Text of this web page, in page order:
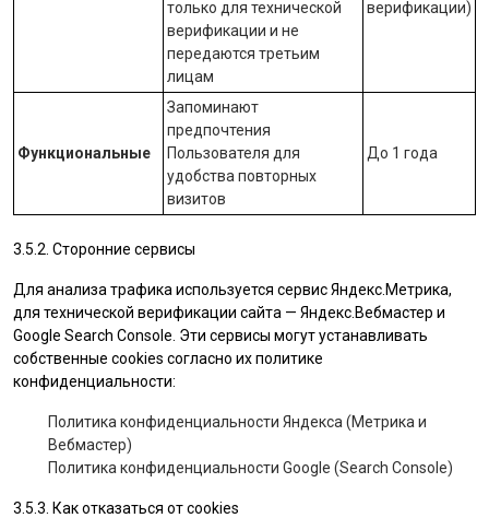
только для технической
верификации и не
передаются третьим
лицам
верификации)
Функциональные
Запоминают
предпочтения
Пользователя для
удобства повторных
визитов
До 1 года
3.5.2. Сторонние сервисы
Для анализа трафика используется сервис Яндекс.Метрика,
для технической верификации сайта — Яндекс.Вебмастер и
Google Search Console. Эти сервисы могут устанавливать
собственные cookies согласно их политике
конфиденциальности:
Политика конфиденциальности Яндекса (Метрика и
Вебмастер)
Политика конфиденциальности Google (Search Console)
3.5.3. Как отказаться от cookies